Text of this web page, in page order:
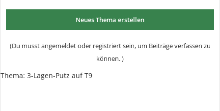
Neues Thema erstellen
(Du musst angemeldet oder registriert sein, um Beiträge verfassen zu
können. )
Thema: 3-Lagen-Putz auf T9